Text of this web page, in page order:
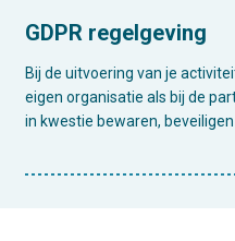
GDPR regelgeving
Bij de uitvoering van je
eigen organisatie als bij de
in kwestie bewaren,